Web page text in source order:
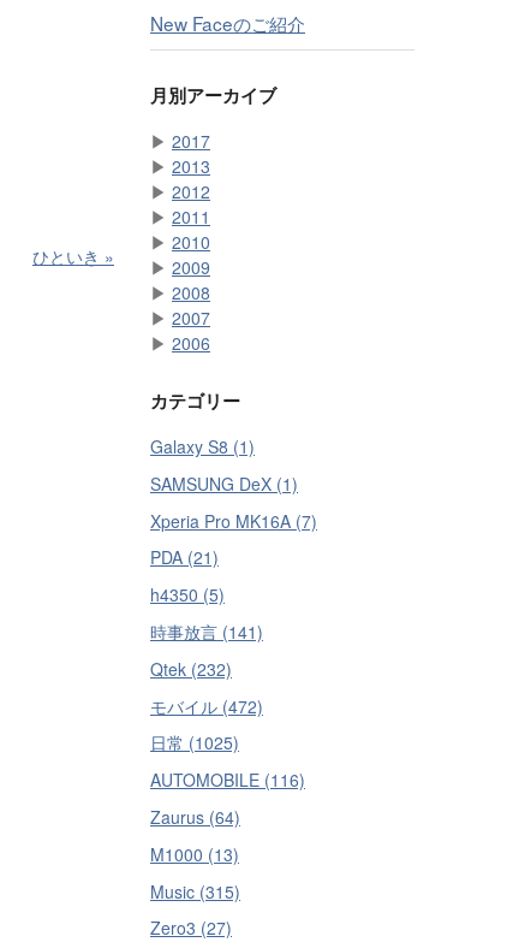
ひといき »
New Faceのご紹介
月別アーカイブ
▶ 2017
▶ 2013
▶ 2012
▶ 2011
▶ 2010
▶ 2009
▶ 2008
▶ 2007
▶ 2006
カテゴリー
Galaxy S8 (1)
SAMSUNG DeX (1)
Xperia Pro MK16A (7)
PDA (21)
h4350 (5)
時事放言 (141)
Qtek (232)
モバイル (472)
日常 (1025)
AUTOMOBILE (116)
Zaurus (64)
M1000 (13)
Music (315)
Zero3 (27)